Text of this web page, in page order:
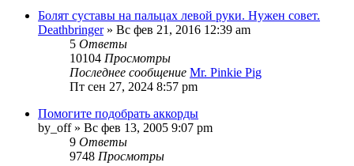
Болят суставы на пальцах левой руки. Нужен совет.
Deathbringer» Вс фев 21, 2016 12:39 am
5 Ответы
10104 Просмотры
Последнее сообщение Mr. Pinkie Pig
Пт сен 27, 2024 8:57 pm
Помогите подобрать аккорды
by_off» Вс фев 13, 2005 9:07 pm
9 Ответы
9748 Просмотры